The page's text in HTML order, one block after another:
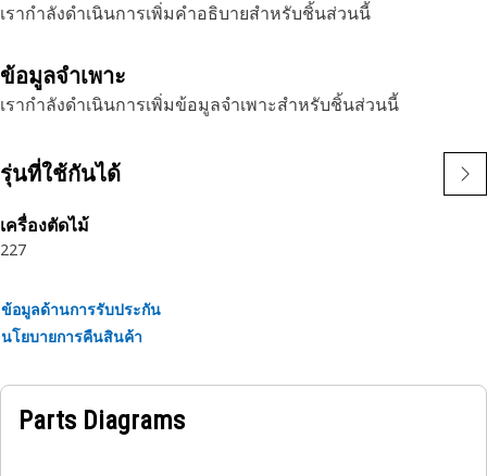
เรากำลังดำเนินการเพิ่มคำอธิบายสำหรับชิ้นส่วนนี้
ข้อมูลจำเพาะ
เรากำลังดำเนินการเพิ่มข้อมูลจำเพาะสำหรับชิ้นส่วนนี้
รุ่นที่ใช้กันได้
เครื่องตัดไม้
227
ข้อมูลด้านการรับประกัน
นโยบายการคืนสินค้า
Parts Diagrams